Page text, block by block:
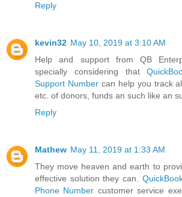
Reply
kevin32 May 10, 2019 at 3:10 AM
Help and support from QB
specially considering that
Support Numbercan help you track
etc. of donors, funds an such like an
Reply
Mathew May 11, 2019 at 1:33 AM
They move heaven and earth to
effective solution they can.
Phone Number customer service